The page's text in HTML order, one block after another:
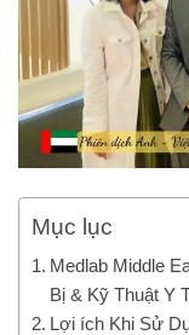
Mục lục
Medlab Middle
Bị & Kỹ Thuật Y
Lợi ích Khi Sử